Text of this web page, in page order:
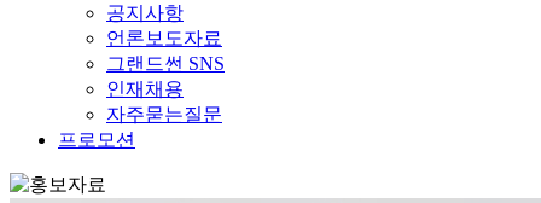
공지사항
언론보도자료
그랜드썬 SNS
인재채용
자주묻는질문
프로모션